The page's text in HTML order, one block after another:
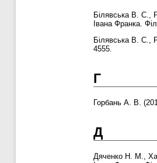
Білявська В. С.,
Івана Франка.
Білявська В. С.,
4555.
Г
Горбань А. В.
Д
Дяченко Н. М.,